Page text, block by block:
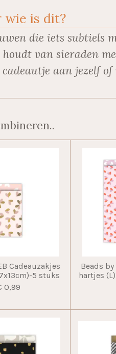
wie is dit?
die iets subtiels
van sieraden
cadeautje aan jezelf
Cadeauzakjes
5 stuks
0,99
Beads by
hartjes